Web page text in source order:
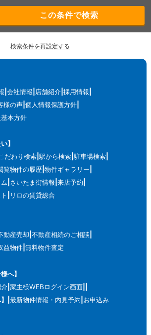
検索条件を再設定する
会社情報 店舗紹介 採用情報
様の声 個人情報保護方針
本方針
】
だわり検索 駅から検索 駐車場検索
覧物件の履歴 物件ギャラリー
さいたま街情報 来店予約
リロの賃貸総合
動産売却 不動産相続のご相談
益物件 無料物件査定
へ】
家主様WEBログイン画面
最新物件情報・内見予約 お申込み